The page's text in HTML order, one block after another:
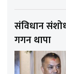
संविधान
गगन थापा